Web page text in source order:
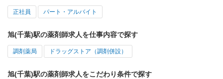
正社員 パート・アルバイト
旭(千葉)駅の薬剤師求人を仕事内容で探す
調剤薬局 ドラッグストア（調剤併設）
旭(千葉)駅の薬剤師求人をこだわり条件で探す